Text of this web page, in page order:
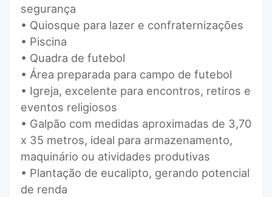
segurança
• Quiosque para lazer e confraternizações
• Piscina
• Quadra de futebol
• Área preparada para campo de futebol
• Igreja, excelente para encontros, retiros e
eventos religiosos
• Galpão com medidas aproximadas de 3,70
x 35 metros, ideal para armazenamento,
maquinário ou atividades produtivas
• Plantação de eucalipto, gerando potencial
de renda